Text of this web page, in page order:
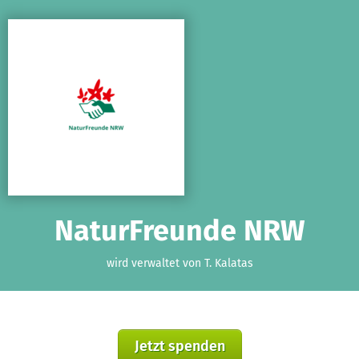
NaturFreunde NRW
wird verwaltet von T. Kalatas
Jetzt spenden